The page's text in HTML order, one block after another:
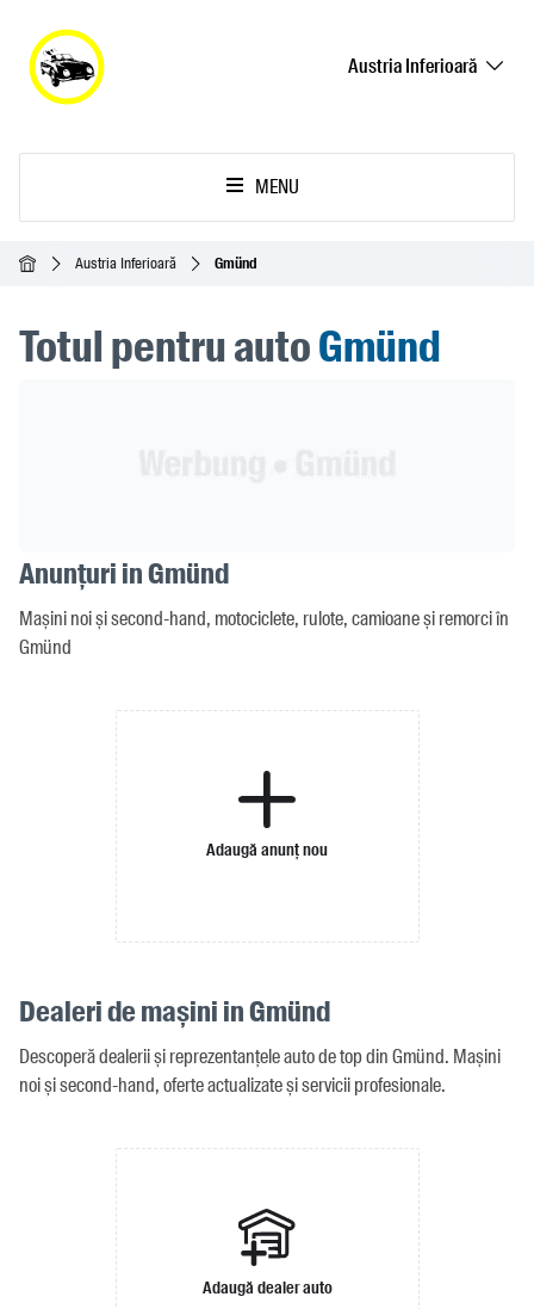
Austria Inferioară
MENU
Acasă Austria Inferioară Gmünd
Totul pentru autoGmünd
Anunțuri in Gmünd
Mașini noi și second-hand, motociclete, rulote, camioane și remorci în
Gmünd
Adaugă anunț nou
Dealeri de mașini in Gmünd
Descoperă dealerii și reprezentanțele auto de top din Gmünd. Mașini
noi și second-hand, oferte actualizate și servicii profesionale.
Adaugă dealer auto